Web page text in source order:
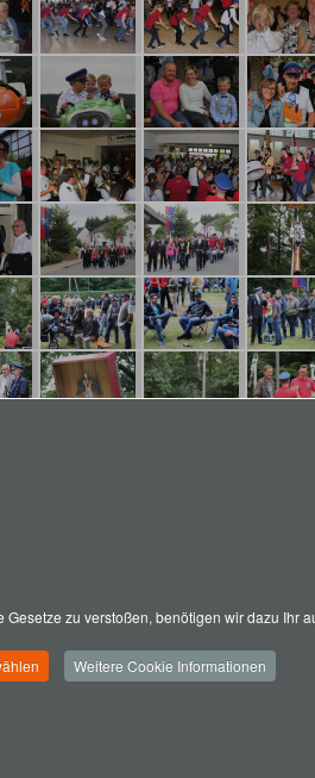
zu verstoßen, benötigen wir dazu Ihr
Weitere Cookie Informationen